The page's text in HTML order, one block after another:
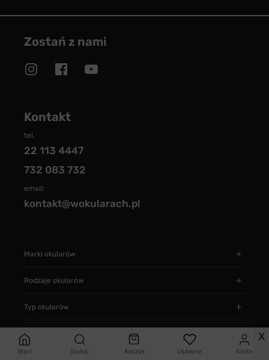
Start Szukaj Koszyk Ulubione Konto
Zostań z nami
Kontakt
tel.
22 113 4447
732 083 732
email:
kontakt@wokularach.pl
Marki okularów
Rodzaje okularów
Typ okularów
Informacje X